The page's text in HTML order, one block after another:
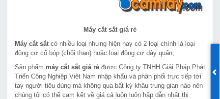
Máy cắt sắt giá rẻ
Máy cắt sắt có nhiều loại nhưng hiện nay có 2 loại chính là loại
động cơ cổ bóp (chổi than) hoặc loại động cơ dây quấn;
Sản phẩm máy cắt sắt giá rẻ được Công ty TNHH Giải Pháp Phát
Triển Công Nghiệp Việt Nam nhập khẩu và phân phối trực tiếp tới
tay người tiêu dùng mà không qua bất kỳ khâu trung gian nào nên
chúng tôi có thể cam kết về giá cả luôn luôn hấp dẫn nhất thị